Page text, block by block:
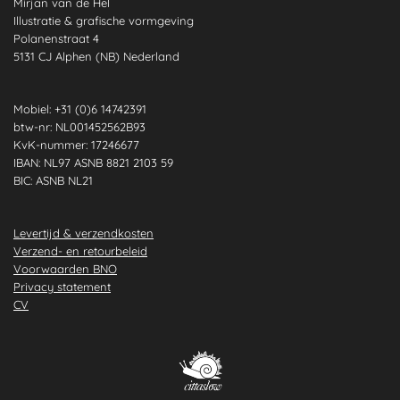
o
o
r
m
I
Mirjan van de Hel
Illustratie & grafische vormgeving
Polanenstraat 4
5131 CJ Alphen (NB) Nederland
Mobiel: +31 (0)6 14742391
btw-nr: NL001452562B93
KvK-nummer: 17246677
IBAN: NL97 ASNB 8821 2103 59
BIC: ASNB NL21
Levertijd & verzendkosten
Verzend- en retourbeleid
Voorwaarden BNO
Privacy statement
CV